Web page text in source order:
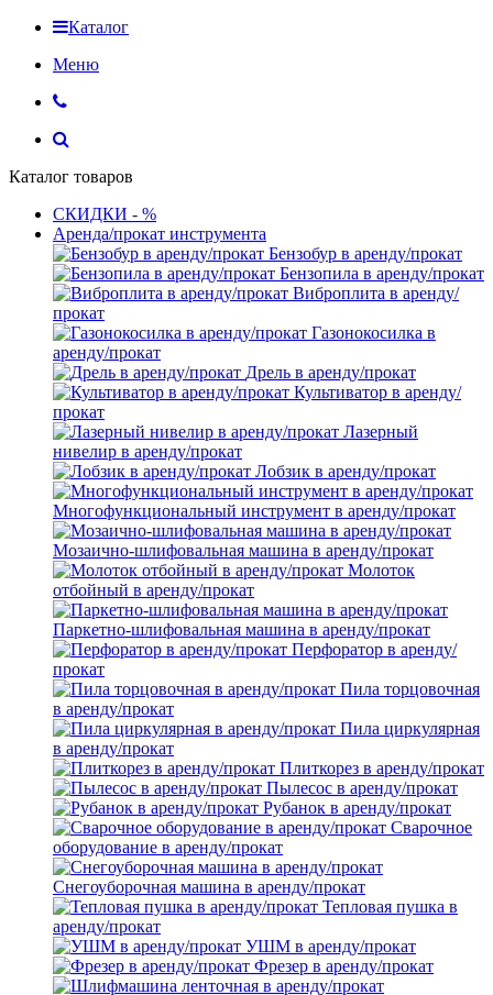
Каталог
Меню
Каталог товаров
СКИДКИ - %
Аренда/прокат инструмента
Бензобур в аренду/прокат
Бензопила в аренду/прокат
Виброплита в аренду/
прокат
Газонокосилка в
аренду/прокат
Дрель в аренду/прокат
Культиватор в аренду/
прокат
Лазерный
нивелир в аренду/прокат
Лобзик в аренду/прокат
Многофункциональный инструмент в аренду/прокат
Мозаично-шлифовальная машина в аренду/прокат
Молоток
отбойный в аренду/прокат
Паркетно-шлифовальная машина в аренду/прокат
Перфоратор в аренду/
прокат
Пила торцовочная
в аренду/прокат
Пила циркулярная
в аренду/прокат
Плиткорез в аренду/прокат
Пылесос в аренду/прокат
Рубанок в аренду/прокат
Сварочное
оборудование в аренду/прокат
Снегоуборочная машина в аренду/прокат
Тепловая пушка в
аренду/прокат
УШМ в аренду/прокат
Фрезер в аренду/прокат